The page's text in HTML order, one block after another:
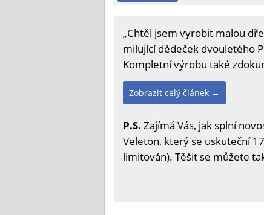
„Chtěl jsem vyrobit malou
milující dědeček dvouletého
Kompletní výrobu také
Zobrazit celý článek →
P.S. Zajímá Vás, jak splní
Veleton, který se uskuteční
limitován). Těšit se můžete